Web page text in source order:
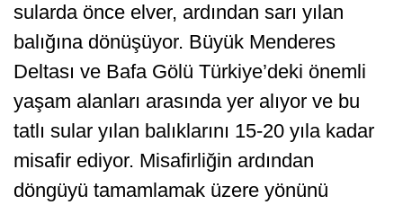
sularda önce elver, ardından sarı yılan
balığına dönüşüyor. Büyük Menderes
Deltası ve Bafa Gölü Türkiye’deki önemli
yaşam alanları arasında yer alıyor ve bu
tatlı sular yılan balıklarını 15-20 yıla kadar
misafir ediyor. Misafirliğin ardından
döngüyü tamamlamak üzere yönünü